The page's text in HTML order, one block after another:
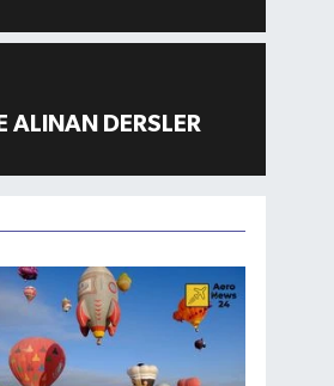
ALINAN DERSLER